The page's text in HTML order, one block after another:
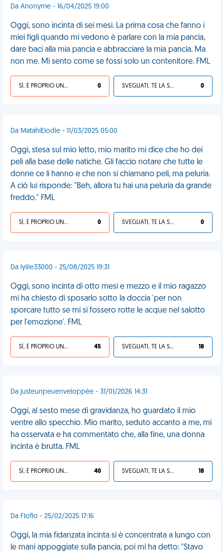
Da Anonyme - 16/04/2025 19:00
Oggi, sono incinta di sei mesi. La prima cosa che fanno i
miei figli quando mi vedono è parlare con la mia pancia,
dare baci alla mia pancia e abbracciare la mia pancia. Ma
non me. Mi sento come se fossi solo un contenitore. FML
SÌ, È PROPRIO UNA VDM! 0 SVEGLIATI, TE LA SEI CERCATA! 0
Da MatahiElodie - 11/03/2025 05:00
Oggi, stesa sul mio letto, mio marito mi dice che ho dei
peli alla base delle natiche. Gli faccio notare che tutte le
donne ce li hanno e che non si chiamano peli, ma peluria.
A ciò lui risponde: "Beh, allora tu hai una peluria da grande
freddo." FML
SÌ, È PROPRIO UNA VDM! 0 SVEGLIATI, TE LA SEI CERCATA! 0
Da lyliie33000 - 25/08/2025 19:31
Oggi, sono incinta di otto mesi e mezzo e il mio ragazzo
mi ha chiesto di sposarlo sotto la doccia 'per non
sporcare tutto se mi si fossero rotte le acque nel salotto
per l'emozione'. FML
SÌ, È PROPRIO UNA VDM! 45 SVEGLIATI, TE LA SEI CERCATA! 18
Da justeunpeuenveloppée - 31/01/2026 14:31
Oggi, al sesto mese di gravidanza, ho guardato il mio
ventre allo specchio. Mio marito, seduto accanto a me, mi
ha osservata e ha commentato che, alla fine, una donna
incinta è brutta. FML
SÌ, È PROPRIO UNA VDM! 40 SVEGLIATI, TE LA SEI CERCATA! 18
Da Floflo - 25/02/2025 17:16
Oggi, la mia fidanzata incinta si è concentrata a lungo con
le mani appoggiate sulla pancia, poi mi ha detto: "Stavo